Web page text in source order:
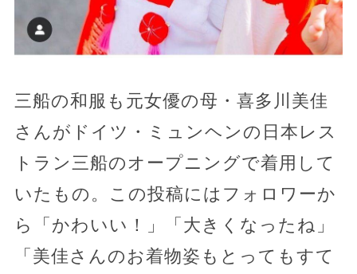
三船の和服も元女優の母・喜多川美佳
さんがドイツ・ミュンヘンの日本レス
トラン三船のオープニングで着用して
いたもの。この投稿にはフォロワーか
ら「かわいい！」「大きくなったね」
「美佳さんのお着物姿もとってもすて